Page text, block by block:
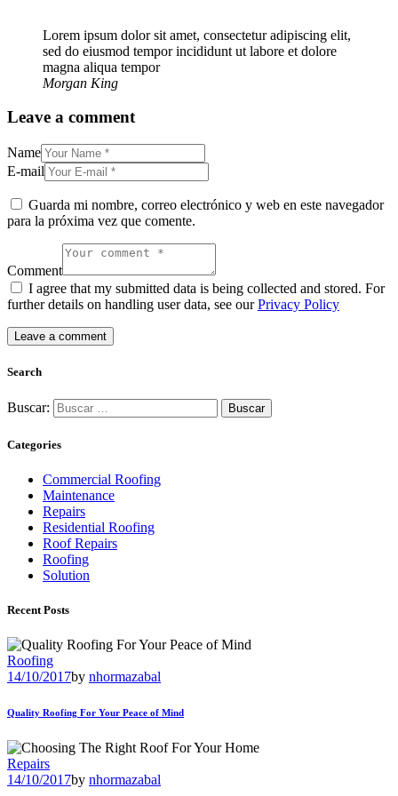
Lorem ipsum dolor sit amet, consectetur adipiscing elit,
sed do eiusmod tempor incididunt ut labore et dolore
magna aliqua tempor
Morgan King
Leave a comment
Name
E-mail
Guarda mi nombre, correo electrónico y web en este navegador
para la próxima vez que comente.
Comment
I agree that my submitted data is being collected and stored. For
further details on handling user data, see ourPrivacy Policy
Search
Buscar:
Categories
Commercial Roofing
Maintenance
Repairs
Residential Roofing
Roof Repairs
Roofing
Solution
Recent Posts
Roofing
14/10/2017by nhormazabal
Quality Roofing For Your Peace of Mind
Repairs
14/10/2017by nhormazabal